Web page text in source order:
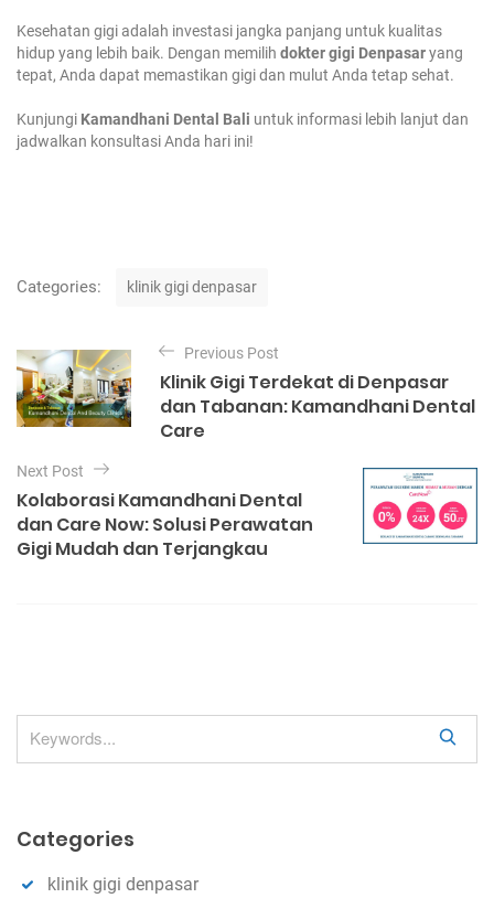
Kesehatan gigi adalah investasi jangka panjang untuk kualitas
hidup yang lebih baik. Dengan memilih dokter gigi Denpasaryang
tepat, Anda dapat memastikan gigi dan mulut Anda tetap sehat.
Kunjungi Kamandhani Dental Bali untuk informasi lebih lanjut dan
jadwalkan konsultasi Anda hari ini!
Categories:
g
o
r
i
klinik gigi denpasar
o
s
t
n
a
v
i
o
n
Previous Post
Klinik Gigi Terdekat di Denpasar
dan Tabanan: Kamandhani Dental
Care
Next Post
Kolaborasi Kamandhani Dental
dan Care Now: Solusi Perawatan
Gigi Mudah dan Terjangkau
e
Categories
klinik gigi denpasar